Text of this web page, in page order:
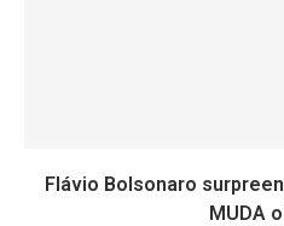
Flávio Bolsonaro
MUDA